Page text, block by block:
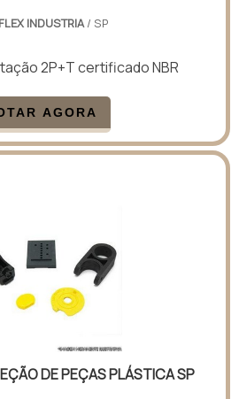
INDUSTRIA / SP
2P+T certificado NBR
AGORA
DE PEÇAS PLÁSTICA SP